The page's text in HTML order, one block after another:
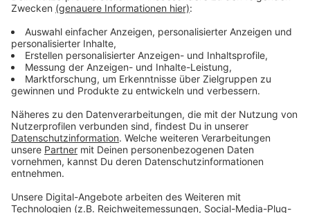
ausgeweitet, um die Brücke zu entlasten.
Dezember 2021:
Nach einer Laser Prüfung wird
festgestellt, dass der Zustand der Brücke
schlimmer als angenommen ist. Es folgt eine
komplette Sperrung der Brücke. Der Verkehr wird
über die Stadt Lüdenscheid umgeleitet, was zu
zahlreichenden Staus führt. Schließlich wird
beschlossen, dass die Brücke abgerissen werden
muss.
Mai 2023:Es folgt die geplante Sprengung der
Brücke am 7. Mai um 10 Uhr, bei welcher 17.000
Tonnen Trümmer entstehen, wovon allerdings 90
Prozent wiederverwendet werden soll. Das